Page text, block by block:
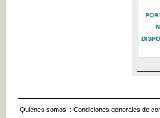
Quienes somos :: Condiciones generales de